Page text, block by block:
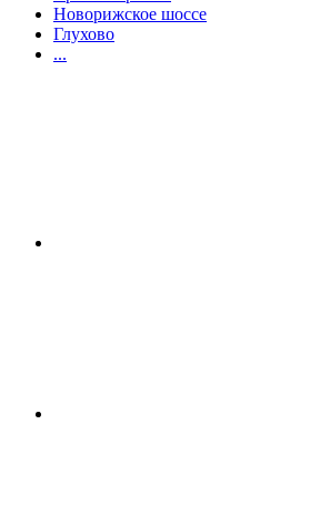
Новорижское шоссе
Глухово
...